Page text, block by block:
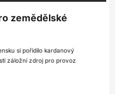
zemědělské
si pořídilo kardanový
záložní zdroj pro provoz